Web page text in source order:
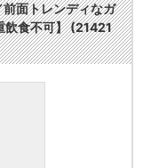
面トレンディなガ
飲食不可】 (21421